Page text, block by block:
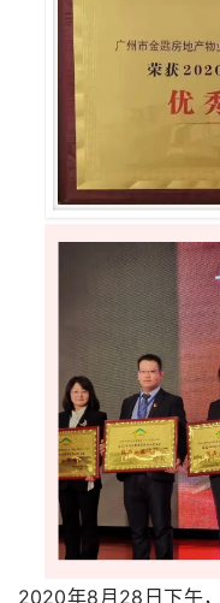
2020年8月28日下午